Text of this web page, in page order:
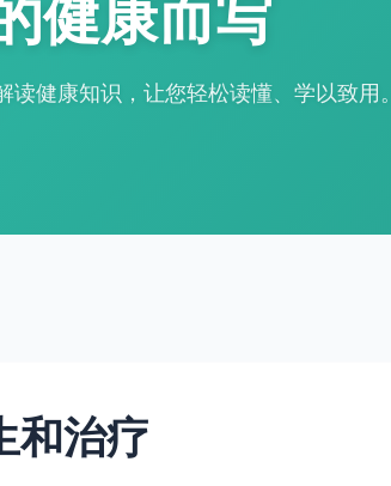
健康而写
健康知识，让您轻松读懂、学以致用。
和治疗